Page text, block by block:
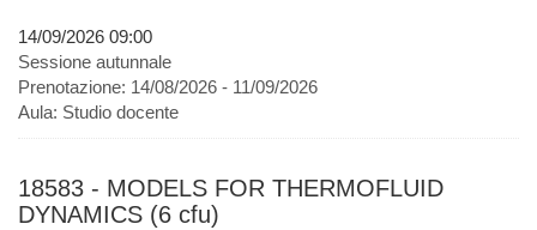
14/09/2026 09:00
Sessione autunnale
Prenotazione: 14/08/2026 - 11/09/2026
Aula: Studio docente
18583 - MODELS FOR THERMOFLUID
DYNAMICS (6 cfu)